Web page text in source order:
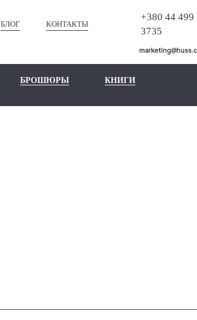
БЛОГ
КОНТАКТЫ
+380 44 499
3735
БРОШЮРЫ
КНИГИ